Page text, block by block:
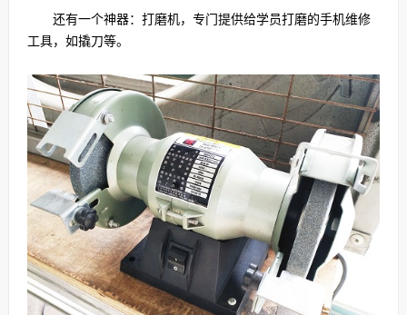
还有一个神器：打磨机，专门提供给学员打磨的手机维修
工具，如撬刀等。